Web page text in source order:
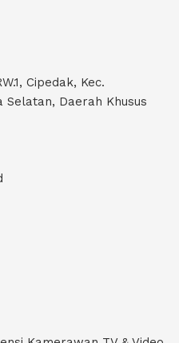
Cipedak, Kec.
Daerah Khusus